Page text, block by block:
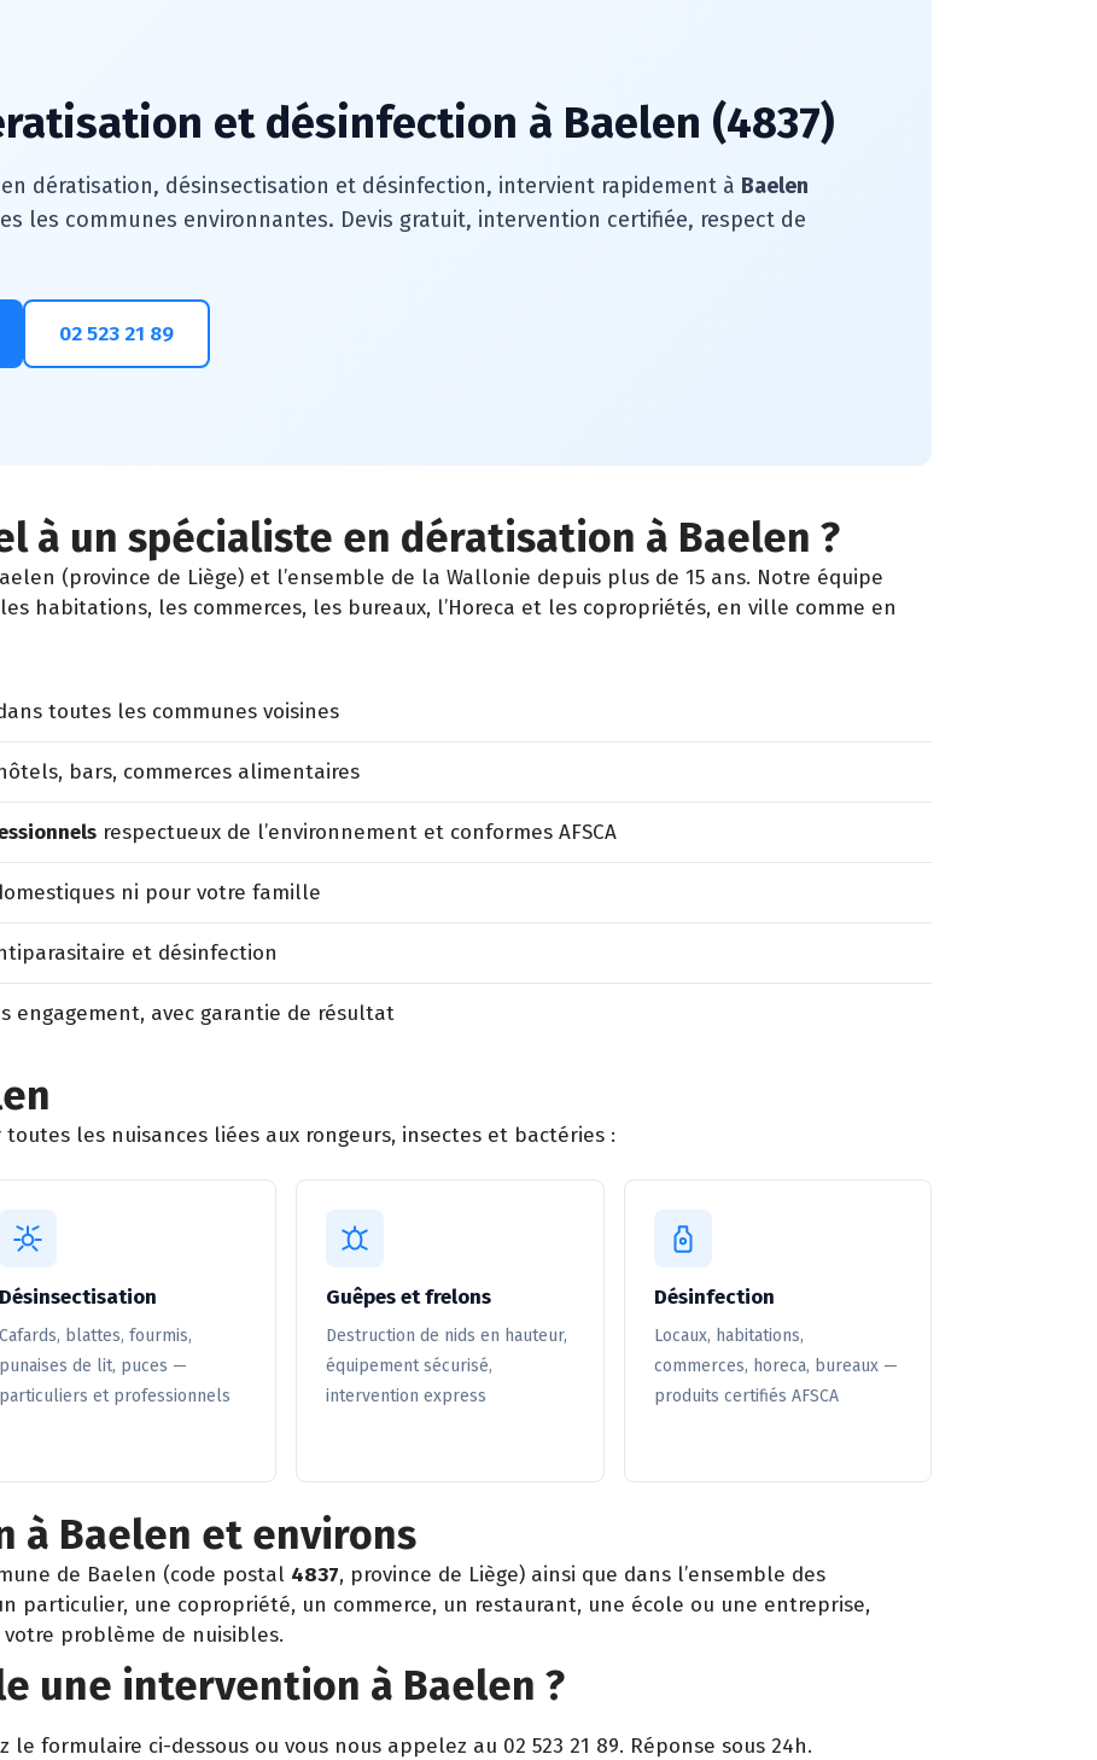
et désinfection à Baelen (4837)
dératisation, désinsectisation et désinfection, intervient rapidement à Baelen
les communes environnantes. Devis gratuit, intervention certifiée, respect de
02 523 21 89
à un spécialiste en dératisation à Baelen ?
(province de Liège) et l’ensemble de la Wallonie depuis plus de 15 ans. Notre équipe
habitations, les commerces, les bureaux, l’Horeca et les copropriétés, en ville comme en
toutes les communes voisines
bars, commerces alimentaires
respectueux de l’environnement et conformes AFSCA
ni pour votre famille
et désinfection
engagement, avec garantie de résultat
les nuisances liées aux rongeurs, insectes et bactéries :
Désinsectisation
Cafards, blattes, fourmis,
punaises de lit, puces —
particuliers et professionnels
Guêpes et frelons
Destruction de nids en hauteur,
équipement sécurisé,
intervention express
Désinfection
Locaux, habitations,
commerces, horeca, bureaux —
produits certifiés AFSCA
à Baelen et environs
de Baelen (code postal 4837, province de Liège) ainsi que dans l’ensemble des
particulier, une copropriété, un commerce, un restaurant, une école ou une entreprise,
problème de nuisibles.
une intervention à Baelen ?
le formulaire ci-dessous ou vous nous appelez au 02 523 21 89. Réponse sous 24h.